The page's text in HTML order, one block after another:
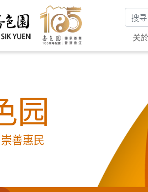
搜寻
关
园
善惠民